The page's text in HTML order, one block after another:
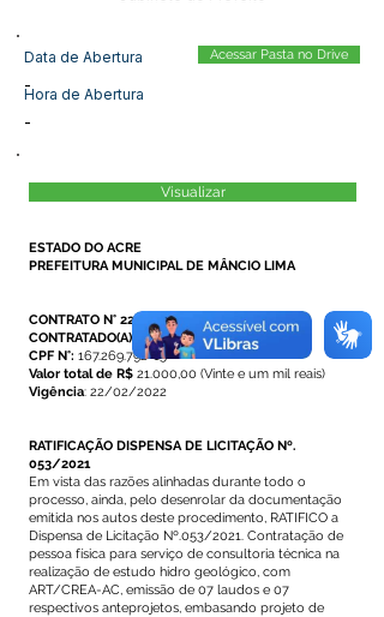
Data de Abertura
-
Hora de Abertura
-
Acessar Pasta no Drive
Visualizar
ESTADO DO ACRE
PREFEITURA MUNICIPAL DE MÂNCIO LIMA
CONTRATO N° 226/2021
CONTRATADO(A):
LUIZ C. P. SEABRA
CPF N°: 167.269.792-15
Valor total de R$ 21.000,00 (Vinte e um mil reais)
Vigência: 22/02/2022
RATIFICAÇÃO DISPENSA DE LICITAÇÃO Nº.
053/2021
Em vista das razões alinhadas durante todo o
processo, ainda, pelo desenrolar da documentação
emitida nos autos deste procedimento, RATIFICO a
Dispensa de Licitação Nº.053/2021. Contratação de
pessoa física para serviço de consultoria técnica na
realização de estudo hidro geológico, com
ART/CREA-AC, emissão de 07 laudos e 07
respectivos anteprojetos, embasando projeto de